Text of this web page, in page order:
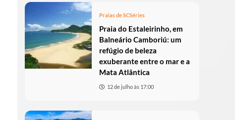
Praias de SCSéries
Praia do Estaleirinho, em
Balneário Camboriú: um
refúgio de beleza
exuberante entre o mar e a
Mata Atlântica
12 de julho às 17:00